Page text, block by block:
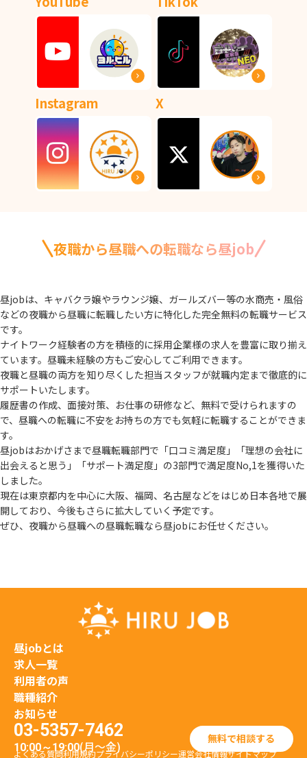
Instagram X
夜職から昼職への転職なら昼job
昼jobは、キャバクラ嬢やラウンジ嬢、ガールズバー等の水商売・風俗
などの夜職から昼職に転職したい方に特化した完全無料の転職サービス
です。
ナイトワーク経験者の方を積極的に採用企業様の求人を豊富に取り揃え
ています。 昼職未経験の方もご安心してご利用できます。
夜職と昼職の両方を知り尽くした担当スタッフが就職内定まで徹底的に
サポートいたします。
履歴書の作成、面接対策、お仕事の研修など、無料で受けられますの
で、 昼職への転職に不安をお持ちの方でも気軽に転職することができま
す。
昼jobはおかげさまで昼職転職部門で「口コミ満足度」「理想の会社に
出会えると思う」
「サポート満足度」の3部門で満足度No,1を獲得いた
しました。
現在は東京都内を中心に大阪、福岡、名古屋などをはじめ日本各地で展
開しており、 今後もさらに拡大していく予定です。
ぜひ、夜職から昼職への昼職転職なら昼jobにお任せください。
昼jobとは
求人一覧
利用者の声
職種紹介
お知らせ
03-5357-7462
10:00～19:00(月〜金) 無料で相談する
よくある質問利用規約プライバシーポリシー運営会社情報サイトマップ